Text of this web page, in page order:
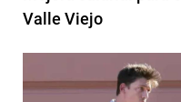
Valle Viejo